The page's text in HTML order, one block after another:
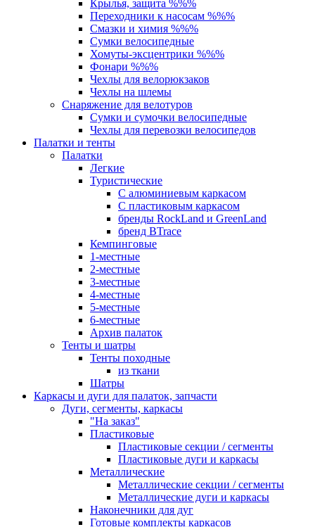
Крылья, защита %%%
Переходники к насосам %%%
Смазки и химия %%%
Сумки велосипедные
Хомуты-эксцентрики %%%
Фонари %%%
Чехлы для велорюкзаков
Чехлы на шлемы
Снаряжение для велотуров
Сумки и сумочки велосипедные
Чехлы для перевозки велосипедов
Палатки и тенты
Палатки
Легкие
Туристические
С алюминиевым каркасом
С пластиковым каркасом
бренды RockLand и GreenLand
бренд BTrace
Кемпинговые
1-местные
2-местные
3-местные
4-местные
5-местные
6-местные
Архив палаток
Тенты и шатры
Тенты походные
из ткани
Шатры
Каркасы и дуги для палаток, запчасти
Дуги, сегменты, каркасы
"На заказ"
Пластиковые
Пластиковые секции / сегменты
Пластиковые дуги и каркасы
Металлические
Металлические секции / сегменты
Металлические дуги и каркасы
Наконечники для дуг
Готовые комплекты каркасов